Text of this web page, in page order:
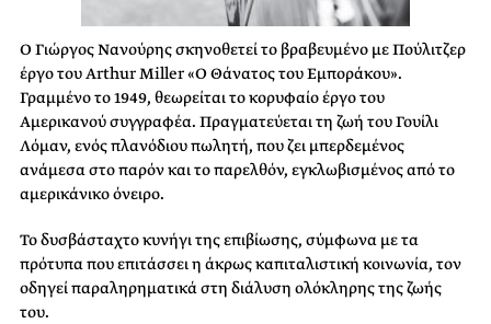
Ο Γιώργος Νανούρης σκηνοθετεί το βραβευμένο με Πούλιτζερ
έργο του Arthur Miller «Ο Θάνατος του Εμποράκου».
Γραμμένο το 1949, θεωρείται το κορυφαίο έργο του
Αμερικανού συγγραφέα. Πραγματεύεται τη ζωή του Γουίλι
Λόμαν, ενός πλανόδιου πωλητή, που ζει μπερδεμένος
ανάμεσα στο παρόν και το παρελθόν, εγκλωβισμένος από το
αμερικάνικο όνειρο.
Το δυσβάσταχτο κυνήγι της επιβίωσης, σύμφωνα με τα
πρότυπα που επιτάσσει η άκρως καπιταλιστική κοινωνία, τον
οδηγεί παραληρηματικά στη διάλυση ολόκληρης της ζωής
του.